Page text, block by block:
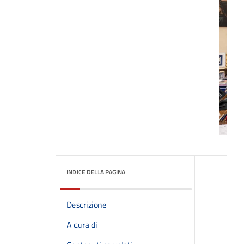
INDICE DELLA PAGINA
Descrizione
A cura di